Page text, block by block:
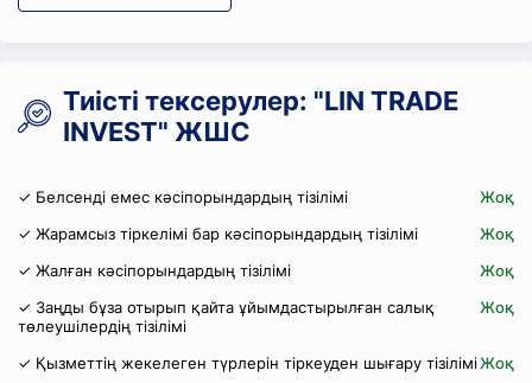
Тиісті тексерулер: "LIN TRADE
INVEST" ЖШС
✓ Белсенді емес кәсіпорындардың тізілімі
Жоқ
✓ Жарамсыз тіркелімі бар кәсіпорындардың тізілімі
Жоқ
✓ Жалған кәсіпорындардың тізілімі
Жоқ
✓ Заңды бұза отырып қайта ұйымдастырылған салық
төлеушілердің тізілімі
Жоқ
✓ Қызметтің жекелеген түрлерін тіркеуден шығару тізіліміЖоқ